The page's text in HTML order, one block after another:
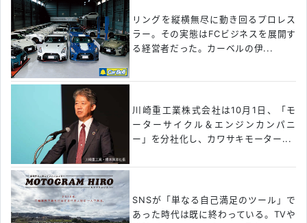
リングを縦横無尽に動き回るプロレス
ラー。その実態はFCビジネスを展開す
る経営者だった。カーベルの伊...
川崎重工業株式会社は10月1日、「モ
ーターサイクル＆エンジンカンパニ
ー」を分社化し、カワサキモーター...
SNSが「単なる自己満足のツール」で
あった時代は既に終わっている。TVや